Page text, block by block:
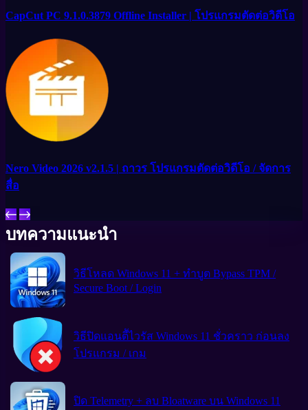
CapCut PC 9.1.0.3879 Offline Installer | โปรแกรมตัดต่อวิดีโอ
Nero Video 2026 v2.1.5 | ถาวร โปรแกรมตัดต่อวิดีโอ / จัดการ
สื่อ
บทความแนะนำ
วิธีโหลด Windows 11 + ทำบูต Bypass TPM /
Secure Boot / Login
วิธีปิดแอนตีัไวรัส Windows 11 ชั่วคราว ก่อนลง
โปรแกรม / เกม
ปิด Telemetry + ลบ Bloatware บน Windows 11